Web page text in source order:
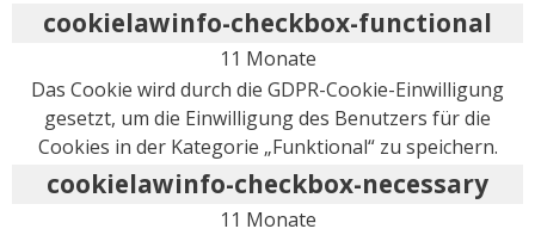
cookielawinfo-checkbox-functional
11 Monate
Das Cookie wird durch die GDPR-Cookie-Einwilligung
gesetzt, um die Einwilligung des Benutzers für die
Cookies in der Kategorie „Funktional“ zu speichern.
cookielawinfo-checkbox-necessary
11 Monate